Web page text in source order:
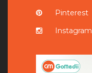
Pinterest
Instagram